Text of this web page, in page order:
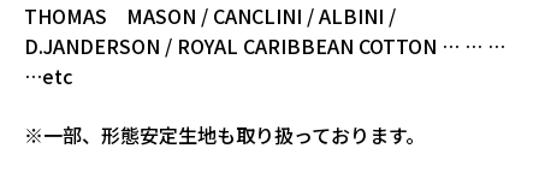
THOMAS MASON / CANCLINI / ALBINI /
D.JANDERSON / ROYAL CARIBBEAN COTTON … … …
…etc
※一部、形態安定生地も取り扱っております。